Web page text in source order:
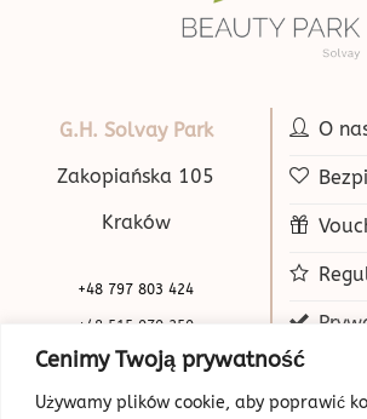
Cenimy Twoją prywatność
Używamy plików cookie, aby poprawić
G.H. Solvay Park
Zakopiańska 105
Kraków
+48 797 803 424
+48 515 070 250
biuro@beauty-park.pl
O